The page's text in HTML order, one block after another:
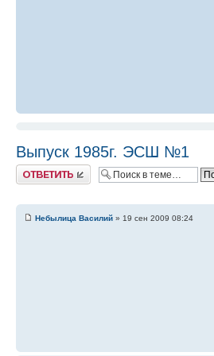
Выпуск 1985г. ЭСШ №1
Ответить
Небылица Василий » 19 сен 2009 08:24